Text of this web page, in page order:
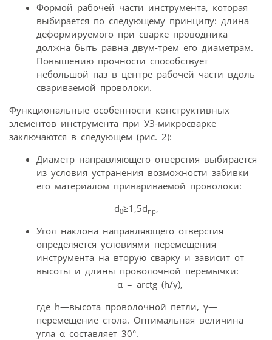
Формой рабочей части инструмента, которая
выбирается по следующему принципу: длина
деформируемого при сварке проводника
должна быть равна двум-трем его диаметрам.
Повышению прочности способствует
небольшой паз в центре рабочей части вдоль
свариваемой проволоки.
Функциональные особенности конструктивных
элементов инструмента при УЗ-микросварке
заключаются в следующем (рис. 2):
Диаметр направляющего отверстия выбирается
из условия устранения возможности забивки
его материалом привариваемой проволоки:
d0≥1,5dпр,
Угол наклона направляющего отверстия
определяется условиями перемещения
инструмента на вторую сварку и зависит от
высоты и длины проволочной перемычки:
α = arctg (h/γ),
где h—высота проволочной петли, γ—
перемещение стола. Оптимальная величина
угла α составляет 30°.